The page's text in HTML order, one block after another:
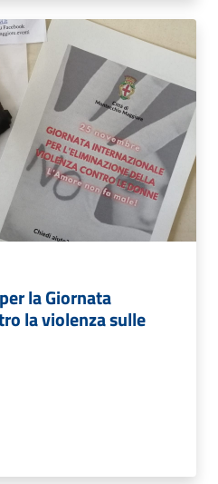
la Giornata
la violenza sulle